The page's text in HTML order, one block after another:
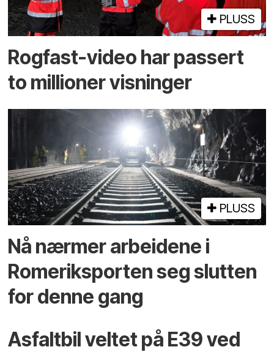
PLUSS
Rogfast-video har passert
to millioner visninger
PLUSS
Nå nærmer arbeidene i
Romeriksporten seg slutten
for denne gang
Asfaltbil veltet på E39 ved